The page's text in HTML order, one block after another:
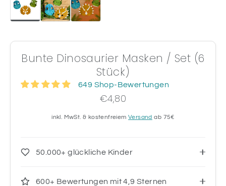
Bunte Dinosaurier Masken / Set (6
Stück)
649 Shop-Bewertungen
€4,80
inkl. MwSt. & kostenfreiemVersand ab 75€
50.000+ glückliche Kinder
600+ Bewertungen mit 4,9 Sternen